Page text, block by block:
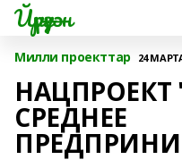
Йүрүҙән
Милли проекттар 24
СРЕДНЕЕ